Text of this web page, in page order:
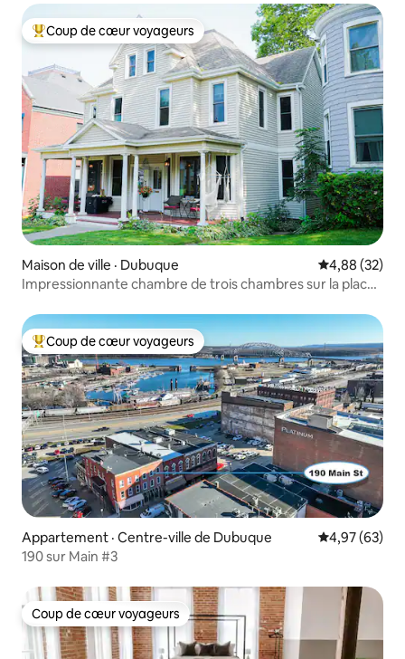
Coup de cœur voyageurs parmi les plus aimés
Coup de cœur voyageurs
Maison de ville · Dubuque Note
4,88 (32)
Impressionnante chambre de trois chambres sur la place
Coup de cœur voyageurs parmi les plus aimés
Coup de cœur voyageurs
Appartement · Centre-ville de Dubuque Note
4,97 (63)
190 sur Main #3
Coup de cœur voyageurs
Coup de cœur voyageurs